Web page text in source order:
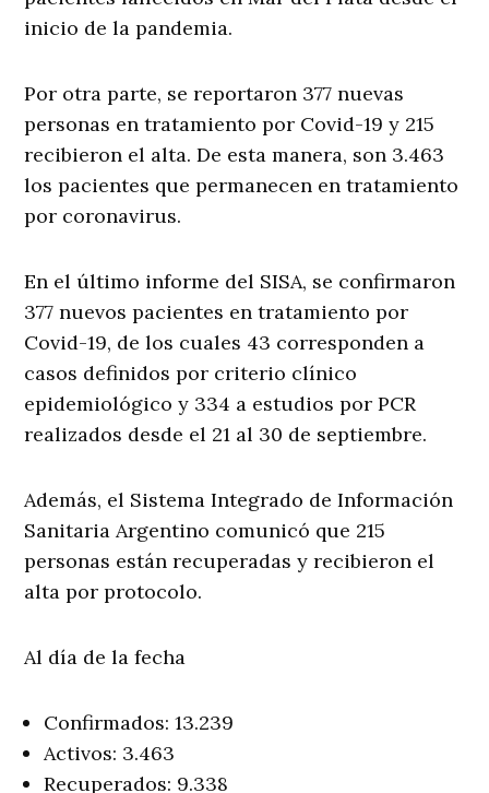
inicio de la pandemia.
Por otra parte, se reportaron 377 nuevas
personas en tratamiento por Covid-19 y 215
recibieron el alta. De esta manera, son 3.463
los pacientes que permanecen en tratamiento
por coronavirus.
En el último informe del SISA, se confirmaron
377 nuevos pacientes en tratamiento por
Covid-19, de los cuales 43 corresponden a
casos definidos por criterio clínico
epidemiológico y 334 a estudios por PCR
realizados desde el 21 al 30 de septiembre.
Además, el Sistema Integrado de Información
Sanitaria Argentino comunicó que 215
personas están recuperadas y recibieron el
alta por protocolo.
Al día de la fecha
Confirmados: 13.239
Activos: 3.463
Recuperados: 9.338